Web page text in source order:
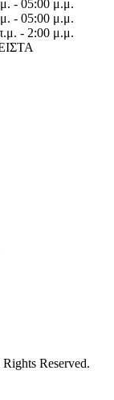
- 05:00 μ.μ.
- 05:00 μ.μ.
- 2:00 μ.μ.
Reserved.